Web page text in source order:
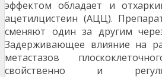
эффектом обладает и
ацетилцистеин (АЦЦ).
сменяют один за другим
Задерживающее влияние на
метастазов
свойственно и